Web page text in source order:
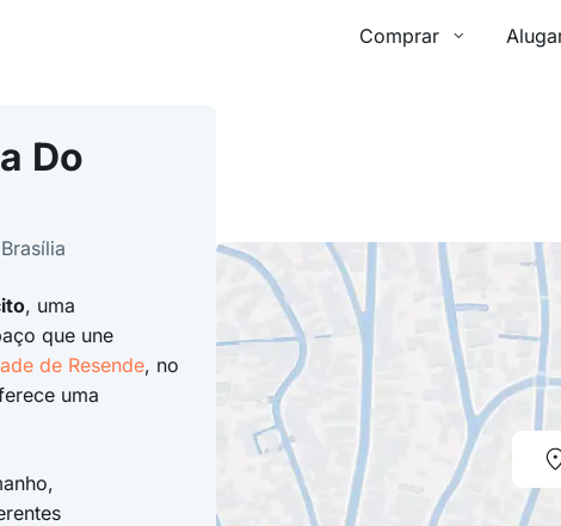
Comprar
Do
, uma
que une
de Resende, no
uma